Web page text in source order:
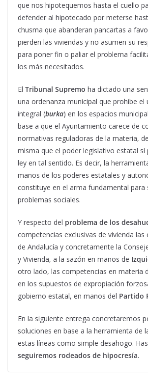
que nos hipotequemos hasta el cuello
defender al hipotecado por meterse
chusma que abanderan pancartas a
pierden las viviendas y no asumen su
para poner fin o paliar el problema
los más necesitados.
El Tribunal Supremo ha dictado una
una ordenanza municipal que prohíbe el
integral (burka) en los espacios
base a que el Ayuntamiento carece de
normativas reguladoras de la materia,
misma que el poder legislativo estatal sí
ley en tal sentido. Es decir, la
manos de los poderes estatales y
constituye en el arma fundamental para
problemas sociales.
Y respecto del problema de los
competencias exclusivas de vivienda las
de Andalucía y concretamente la
y Vivienda, a la sazón en manos de
otro lado, las competencias en materia
en los supuestos de expropiación
gobierno estatal, en manos del Partido
En la siguiente entrega concretaremos
soluciones en base a la herramienta de
estas líneas como simple desahogo.
seguiremos rodeados de hipocresía.